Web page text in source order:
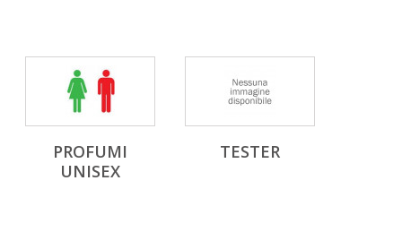
PROFUMI
UNISEX
TESTER